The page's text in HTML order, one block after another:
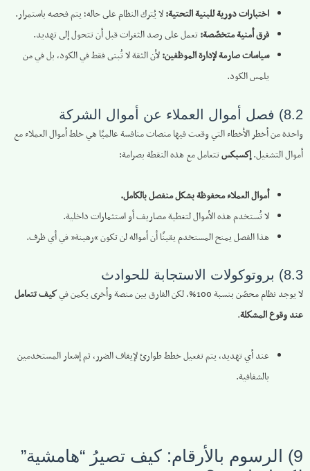
اختبارات دورية للبنية التحتية:لا يُترك النظام على حاله؛ يتم فحصه باستمرار.
فرق أمنية متخصّصة:تعمل على رصد الثغرات قبل أن تتحول إلى تهديد.
سياسات صارمة لإدارة الموظفين:لأن الثقة لا تُبنى فقط في الكود، بل في من
يلمس الكود.
8.2) فصل أموال العملاء عن أموال الشركة
واحدة من أخطر الأخطاء التي وقعت فيها منصات منافسة عالميًا هي خلط أموال العملاء مع
أموال التشغيل.إكسبكستتعامل مع هذه النقطة بصرامة:
أموال العملاء محفوظة بشكل منفصل بالكامل.
لا تُستخدم هذه الأموال لتغطية مصاريف أو استثمارات داخلية.
هذا الفصل يمنح المستخدم يقينًا أن أمواله لن تكون “رهينة” في أي ظرف.
8.3) بروتوكولات الاستجابة للحوادث
لا يوجد نظام محصّن بنسبة 100%، لكن الفارق بين منصة وأخرى يكمن في
كيف تتعامل
عند وقوع المشكلة.
عند أي تهديد، يتم تفعيل خطط طوارئ لإيقاف الضرر، ثم إشعار المستخدمين
بالشفافية.
9) الرسوم بالأرقام: كيف تصيرُ “هامشية”